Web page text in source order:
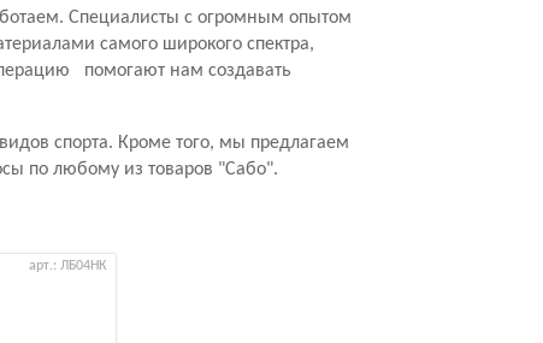
Специалисты с огромным опытом
самого широкого спектра,
помогают нам создавать
спорта. Кроме того, мы предлагаем
по любому из товаров "Сабо".
арт.: ЛБ04НК